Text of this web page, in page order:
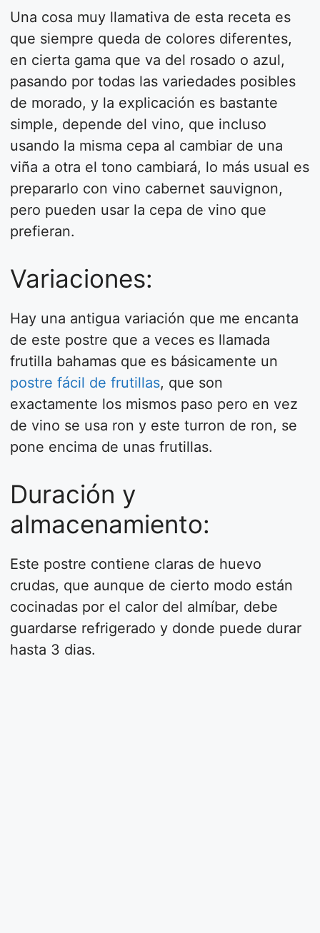
Una cosa muy llamativa de esta receta es
que siempre queda de colores diferentes,
en cierta gama que va del rosado o azul,
pasando por todas las variedades posibles
de morado, y la explicación es bastante
simple, depende del vino, que incluso
usando la misma cepa al cambiar de una
viña a otra el tono cambiará, lo más usual es
prepararlo con vino cabernet sauvignon,
pero pueden usar la cepa de vino que
prefieran.
Variaciones:
Hay una antigua variación que me encanta
de este postre que a veces es llamada
frutilla bahamas que es básicamente un
postre fácil de frutillas, que son
exactamente los mismos paso pero en vez
de vino se usa ron y este turron de ron, se
pone encima de unas frutillas.
Duración y
almacenamiento:
Este postre contiene claras de huevo
crudas, que aunque de cierto modo están
cocinadas por el calor del almíbar, debe
guardarse refrigerado y donde puede durar
hasta 3 dias.